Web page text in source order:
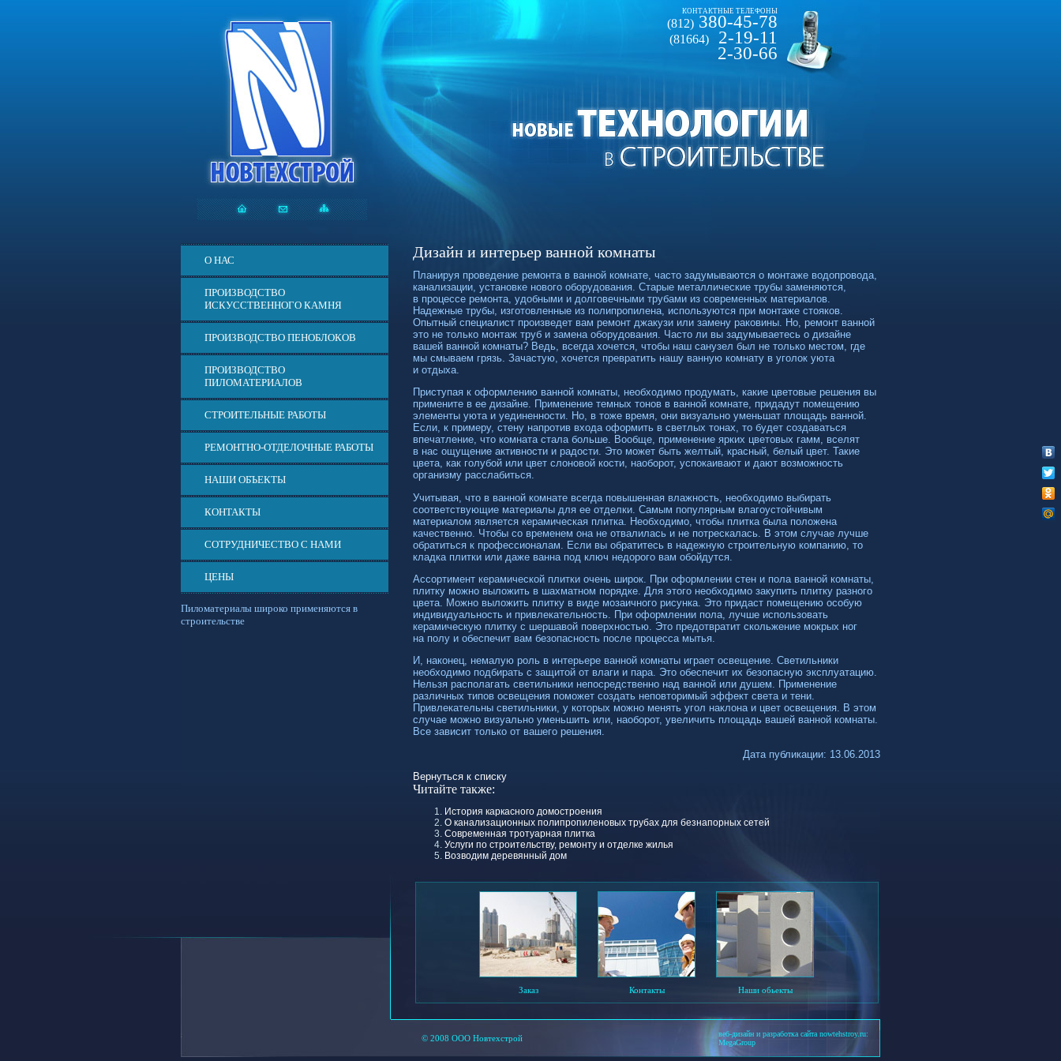
КОНТАКТНЫЕ ТЕЛЕФОНЫ
(812) 380-45-78
(81664)
2-19-11
2-30-66
О НАС
ПРОИЗВОДСТВО
ИСКУССТВЕННОГО КАМНЯ
ПРОИЗВОДСТВО ПЕНОБЛОКОВ
ПРОИЗВОДСТВО
ПИЛОМАТЕРИАЛОВ
СТРОИТЕЛЬНЫЕ РАБОТЫ
РЕМОНТНО-ОТДЕЛОЧНЫЕ РАБОТЫ
НАШИ ОБЪЕКТЫ
КОНТАКТЫ
СОТРУДНИЧЕСТВО С НАМИ
ЦЕНЫ
Пиломатериалы широко применяются в
строительстве
Дизайн и интерьер ванной комнаты
Планируя проведение ремонта в ванной комнате, часто задумываются о монтаже водопровода,
канализации, установке нового оборудования. Старые металлические трубы заменяются,
в процессе ремонта, удобными и долговечными трубами из современных материалов.
Надежные трубы, изготовленные из полипропилена, используются при монтаже стояков.
Опытный специалист произведет вам ремонт джакузи или замену раковины. Но, ремонт ванной
это не только монтаж труб и замена оборудования. Часто ли вы задумываетесь о дизайне
вашей ванной комнаты? Ведь, всегда хочется, чтобы наш санузел был не только местом, где
мы смываем грязь. Зачастую, хочется превратить нашу ванную комнату в уголок уюта
и отдыха.
Приступая к оформлению ванной комнаты, необходимо продумать, какие цветовые решения вы
примените в ее дизайне. Применение темных тонов в ванной комнате, придадут помещению
элементы уюта и уединенности. Но, в тоже время, они визуально уменьшат площадь ванной.
Если, к примеру, стену напротив входа оформить в светлых тонах, то будет создаваться
впечатление, что комната стала больше. Вообще, применение ярких цветовых гамм, вселят
в нас ощущение активности и радости. Это может быть желтый, красный, белый цвет. Такие
цвета, как голубой или цвет слоновой кости, наоборот, успокаивают и дают возможность
организму расслабиться.
Учитывая, что в ванной комнате всегда повышенная влажность, необходимо выбирать
соответствующие материалы для ее отделки. Самым популярным влагоустойчивым
материалом является керамическая плитка. Необходимо, чтобы плитка была положена
качественно. Чтобы со временем она не отвалилась и не потрескалась. В этом случае лучше
обратиться к профессионалам. Если вы обратитесь в надежную строительную компанию, то
кладка плитки или даже ванна под ключ недорого вам обойдутся.
Ассортимент керамической плитки очень широк. При оформлении стен и пола ванной комнаты,
плитку можно выложить в шахматном порядке. Для этого необходимо закупить плитку разного
цвета. Можно выложить плитку в виде мозаичного рисунка. Это придаст помещению особую
индивидуальность и привлекательность. При оформлении пола, лучше использовать
керамическую плитку с шершавой поверхностью. Это предотвратит скольжение мокрых ног
на полу и обеспечит вам безопасность после процесса мытья.
И, наконец, немалую роль в интерьере ванной комнаты играет освещение. Светильники
необходимо подбирать с защитой от влаги и пара. Это обеспечит их безопасную эксплуатацию.
Нельзя располагать светильники непосредственно над ванной или душем. Применение
различных типов освещения поможет создать неповторимый эффект света и тени.
Привлекательны светильники, у которых можно менять угол наклона и цвет освещения. В этом
случае можно визуально уменьшить или, наоборот, увеличить площадь вашей ванной комнаты.
Все зависит только от вашего решения.
Дата публикации: 13.06.2013
Вернуться к списку
Читайте также:
История каркасного домостроения
О канализационных полипропиленовых трубах для безнапорных сетей
Современная тротуарная плитка
Услуги по строительству, ремонту и отделке жилья
Возводим деревянный дом
Заказ Контакты Наши обьекты
© 2008 ООО Новтехстрой
веб-дизайн и разработка сайта nowtehstroy.ru:
MegaGroup